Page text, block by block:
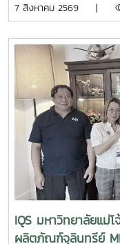
นวัตกรรมวัสดุ คณะวิทย
กล้องจุลทรรศน์อิเล็กต
Microscope: SEM) ณ
ศึกษาเรียนรู้ครั้งนี้เป็น
10307319 ปฏิบัติการก
ผู้ช่วยศาสตราจารย์ ดร
งานรายวิชา พร้อมน
เข้าร่วมได้เรียนรู้หลัก
แนะนำและการสาธิต
ทำงาน การใช้เครื่อง
เครื่อง SEM เพื่อเสริม
วิเคราะห์ลักษณะเฉพาะ
จากการปฏิบัติจริงไปปร
7 สิงหาคม 2569 |
IQS มหาวิทยาลัยแม่
ผลิตภัณฑ์จุลินทรีย์